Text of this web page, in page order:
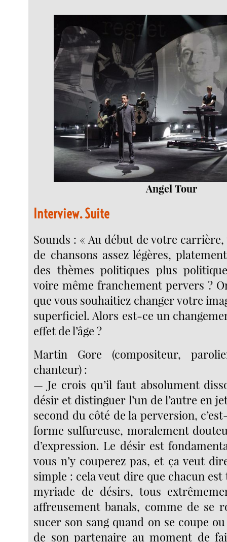
Angel Tour
Interview. Suite
Sounds : « Au début de votre carrière,
de chansons assez légères,
des thèmes politiques plus
voire même franchement pervers ?
que vous souhaitiez changer votre
superficiel. Alors est-ce un
effet de l’âge ?
Martin Gore (compositeur,
chanteur) :
— Je crois qu’il faut absolument
désir et distinguer l’un de l’autre en
second du côté de la perversion,
forme sulfureuse, moralement
d’expression. Le désir est
vous n’y couperez pas, et ça veut
simple : cela veut dire que chacun
myriade de désirs, tous
affreusement banals, comme de se
sucer son sang quand on se coupe
de son partenaire au moment de